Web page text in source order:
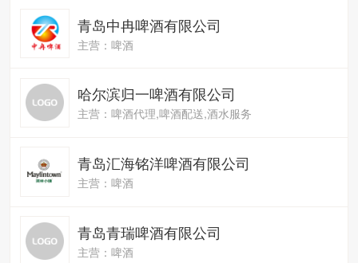
青岛中冉啤酒有限公司
主营：啤酒
哈尔滨归一啤酒有限公司
主营：啤酒代理,啤酒配送,酒水服务
青岛汇海铭洋啤酒有限公司
主营：啤酒
青岛青瑞啤酒有限公司
主营：啤酒